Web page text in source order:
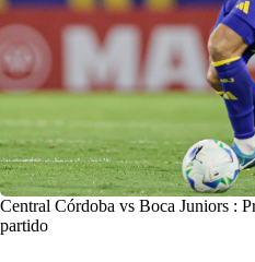
Central Córdoba vs Boca Juniors :
partido